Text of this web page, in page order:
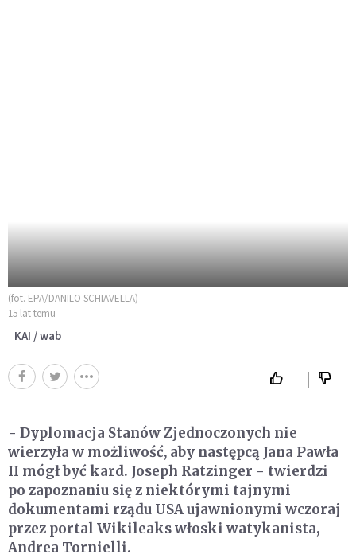
(fot. EPA/DANILO SCHIAVELLA)
15 lat temu
KAI / wab
- Dyplomacja Stanów Zjednoczonych nie
wierzyła w możliwość, aby następcą Jana Pawła
II mógł być kard. Joseph Ratzinger - twierdzi
po zapoznaniu się z niektórymi tajnymi
dokumentami rządu USA ujawnionymi wczoraj
przez portal Wikileaks włoski watykanista,
Andrea Tornielli.